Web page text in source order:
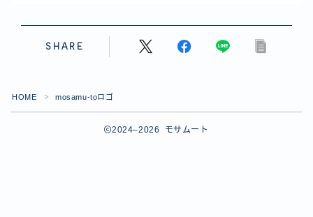
SHARE
HOME ＞ mosamu-toロゴ
2024–2026 モサムート